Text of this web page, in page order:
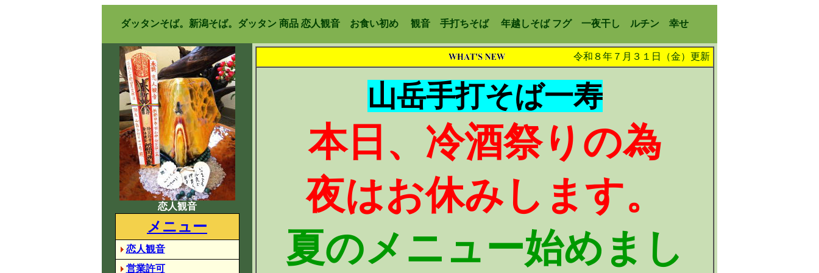
ダッタンそば。新潟そば。ダッタン 商品 恋人観音 お食い初め 観音 手打ちそば 年越しそば フグ 一夜干し ルチン 幸せ
恋人観音
メニュー
恋人観音
営業許可
令和８年７月３１日（金）更新
山岳手打そば一寿
本日、冷酒祭りの為
夜はお休みします。
夏のメニュー始めまし